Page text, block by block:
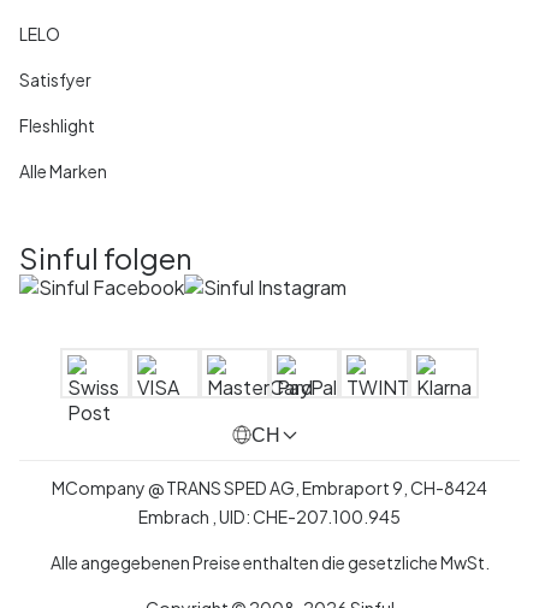
LELO
Satisfyer
Fleshlight
Alle Marken
Sinful folgen
CH
MCompany@TRANS SPED AG, Embraport 9 CH-8424
Embrach , UID:CHE-207.100.945
Alle angegebenen Preise enthalten die gesetzliche MwSt.